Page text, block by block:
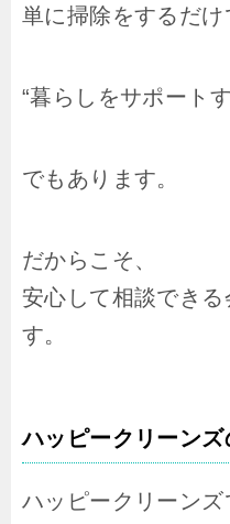
単に掃除をするだけ
“暮らしをサポート
でもあります。
だからこそ、
安心して相談でき
す。
ハッピークリーン
ハッピークリーン